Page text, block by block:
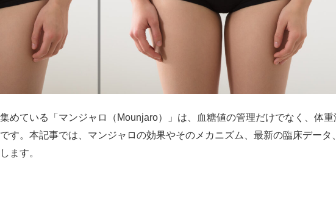
めている「マンジャロ（Mounjaro）」は、血糖値の管理だけでなく、体重
す。本記事では、マンジャロの効果やそのメカニズム、最新の臨床データ
ます。